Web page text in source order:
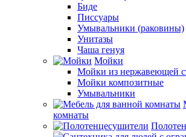
Биде
Писсуары
Умывальники (раковины)
Унитазы
Чаша генуя
Мойки
Мойки из нержавеющей
Мойки композитные
Умывальники
комнаты